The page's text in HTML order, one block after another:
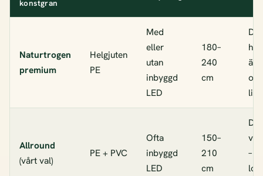
konstgran
Naturtrogen
premium
Helgjuten
PE
Med
eller
utan
inbyggd
LED
180–
240
cm
ha
Allround
(vårt val)
PE + PVC
Ofta
inbyggd
LED
150–
210
cm
De
–